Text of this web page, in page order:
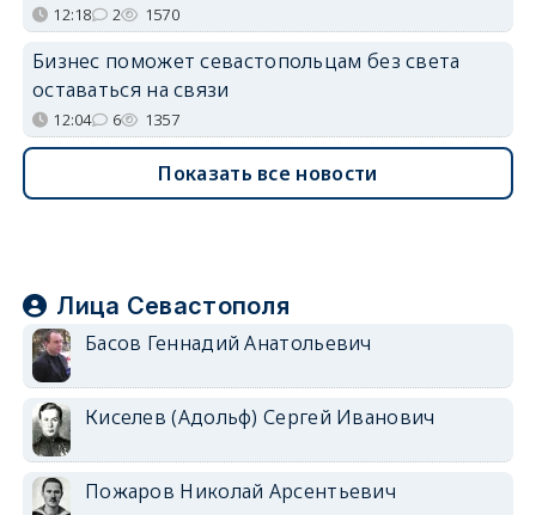
12:18 2 1570
Бизнес поможет севастопольцам без света
оставаться на связи
12:04 6 1357
Показать все новости
Лица Севастополя
Басов Геннадий Анатольевич
Киселев (Адольф) Сергей Иванович
Пожаров Николай Арсентьевич